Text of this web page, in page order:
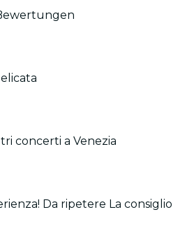
concerti a Venezia
Da ripetere La consiglio